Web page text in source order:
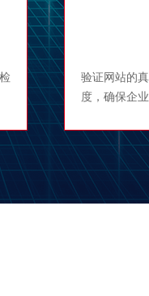
验证网站的
度，确保企